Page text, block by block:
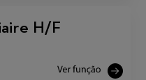
H/F